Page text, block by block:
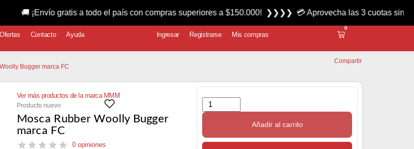
Ofertas Contacto Ayuda Ingresar Registrarse Mis compras
0
Bugger marca FC
Compartir
Ver más productos de la marca MMM
Producto nuevo
Mosca Rubber Woolly Bugger
marca FC
0 opiniones
Añadir al carrito
gratis a todo el país con compras superiores a $150.000! ❯❯❯❯ 💳 Aprovecha las 3 cuotas sin interés